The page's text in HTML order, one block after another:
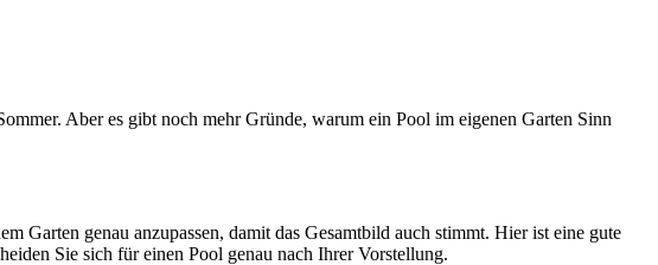
Aber es gibt noch mehr Gründe, warum ein Pool im eigenen Garten Sinn
Garten genau anzupassen, damit das Gesamtbild auch stimmt. Hier ist eine gute
Sie sich für einen Pool genau nach Ihrer Vorstellung.